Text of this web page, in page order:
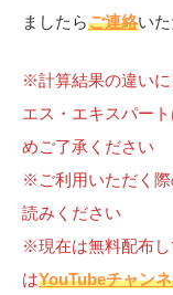
ましたらご連絡いた
※計算結果の違いに
エス・エキスパー
めご了承ください
※ご利用いただく
読みください
※現在は無料配布
はYouTubeチャン